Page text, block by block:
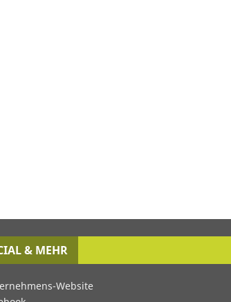
& MEHR
Website